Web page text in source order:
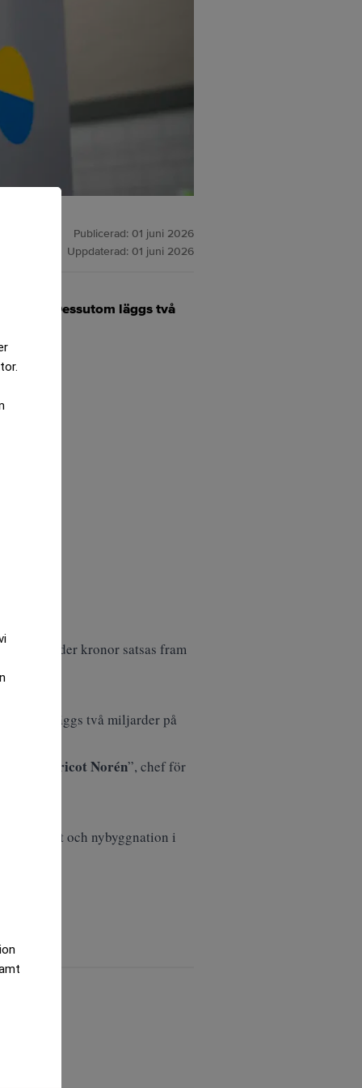
Publicerad: 01 juni 2026
Uppdaterad: 01 juni 2026
Dessutom läggs två
miljarder kronor satsas fram
läggs två miljarder på
Lovisa Fricot Norén”, chef för
drift och nybyggnation i